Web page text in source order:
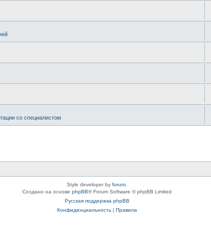
со специалистом
Style developer by forum
Создано на основе phpBB® Forum Software © phpBB Limited
Русская поддержка phpBB
Конфиденциальность| Правила